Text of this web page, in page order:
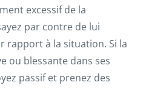
excessif de la
par contre de lui
rapport à la situation. Si la
ou blessante dans ses
passif et prenez des